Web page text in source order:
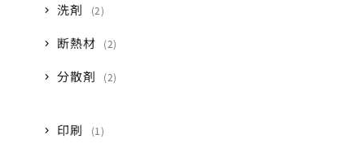
洗剤 2
断熱材 2
分散剤 2
印刷 1